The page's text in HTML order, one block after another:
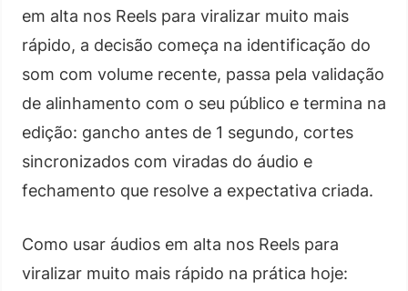
em alta nos Reels para viralizar muito mais
rápido, a decisão começa na identificação do
som com volume recente, passa pela validação
de alinhamento com o seu público e termina na
edição: gancho antes de 1 segundo, cortes
sincronizados com viradas do áudio e
fechamento que resolve a expectativa criada.
Como usar áudios em alta nos Reels para
viralizar muito mais rápido na prática hoje: